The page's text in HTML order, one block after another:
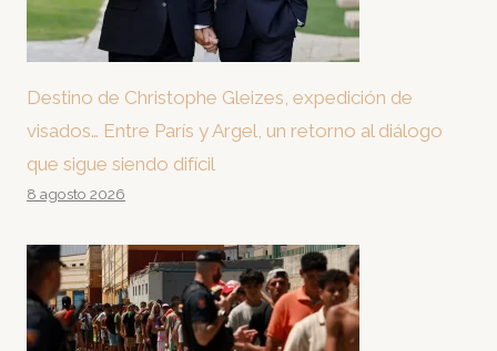
Destino de Christophe Gleizes, expedición de
visados… Entre París y Argel, un retorno al diálogo
que sigue siendo difícil
8 agosto 2026